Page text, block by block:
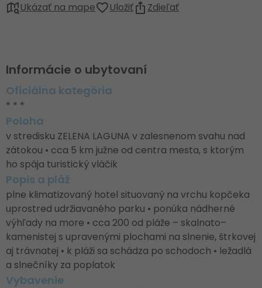
Ukázať na mape Uložiť Zdieľať
Informácie o ubytovaní
Oficiálna kategória
* * *
Poloha
v stredisku ZELENA LAGUNA v zalesnenom svahu nad
zátokou • cca 5 km južne od centra mesta, s ktorým
ho spája turistický vláčik
Popis a pláž
plne klimatizovaný hotel situovaný na vrchu kopčeka
uprostred udržiavaného parku • ponúka nádherné
výhľady na more • cca 200 od pláže – skalnato–
kamenistej s upravenými plochami na slnenie, štrkovej
aj trávnatej • k pláži sa schádza po schodoch • ležadlá
a slnečníky za poplatok
Vybavenie